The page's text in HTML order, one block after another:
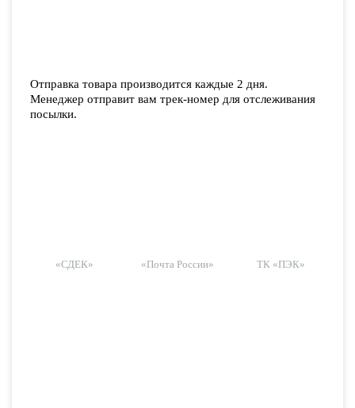
Отправка товара производится каждые 2 дня.
Менеджер отправит вам трек-номер для отслеживания
посылки.
«СДЕК» «Почта России» ТК «ПЭК»